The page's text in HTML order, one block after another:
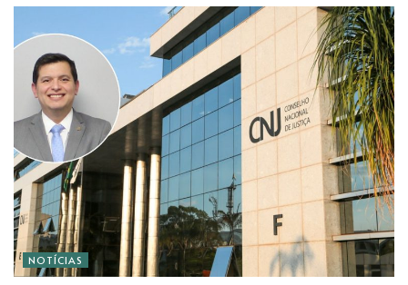
NOTÍCIAS